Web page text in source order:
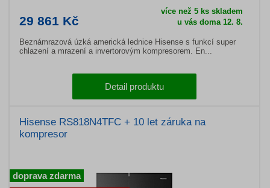
29 861 Kč
více než 5 ks skladem
u vás doma 12. 8.
Beznámrazová úzká americká lednice Hisense s funkcí super
chlazení a mrazení a invertorovým kompresorem. En...
Detail produktu
Hisense RS818N4TFC + 10 let záruka na
kompresor
doprava zdarma